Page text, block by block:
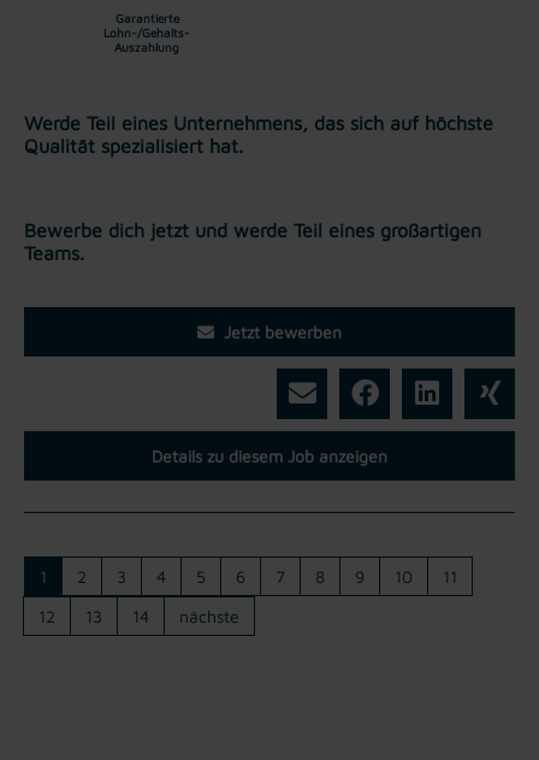
Garantierte
Lohn-/Gehalts-
Auszahlung
Werde Teil eines Unternehmens, das sich auf höchste
Qualität spezialisiert hat.
Bewerbe dich jetzt und werde Teil eines großartigen
Teams.
Jetzt bewerben
Details zu diesem Job anzeigen
1 2 3 4 5 6 7 8 9 10
11
12
13 14 nächste